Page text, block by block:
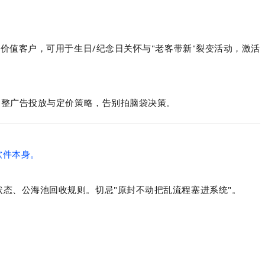
值客户，可用于生日/纪念日关怀与"老客带新"裂变活动，激活
广告投放与定价策略，告别拍脑袋决策。
本身。
、公海池回收规则。切忌"原封不动把乱流程塞进系统"。